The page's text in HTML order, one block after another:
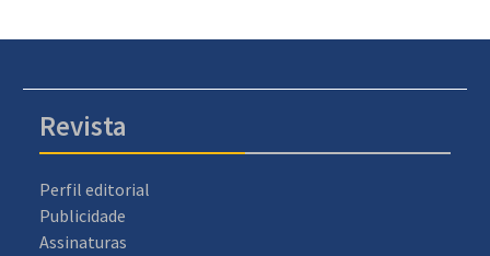
Revista
Perfil editorial
Publicidade
Assinaturas